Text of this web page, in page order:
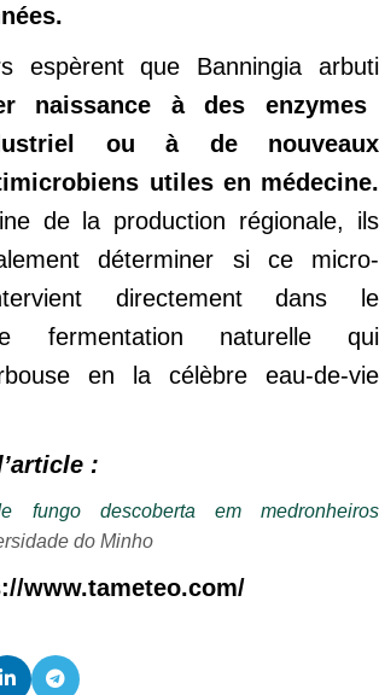
espèrent que Banningia arbuti
naissance à des enzymes
ou à de nouveaux
utiles en médecine.
de la production régionale, ils
déterminer si ce micro-
directement dans le
fermentation naturelle qui
en la célèbre eau-de-vie
:
fungo descoberta em medronheiros
do Minho
www.tameteo.com/